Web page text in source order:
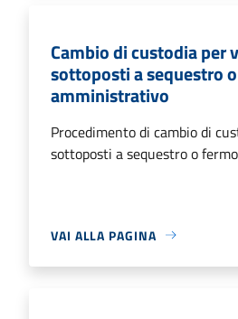
Cambio di custodia per
sottoposti a sequestro
amministrativo
Procedimento di cambio di
sottoposti a sequestro o
VAI ALLA PAGINA